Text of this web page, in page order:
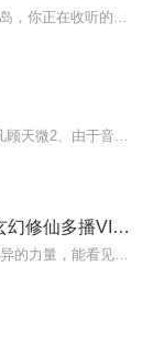
飞狐传说|主角背景不凡|都市玄幻修仙多播VIP免费